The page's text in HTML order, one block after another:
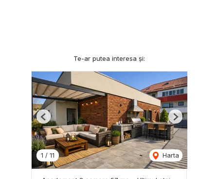
Te-ar putea interesa și:
1 / 11 Harta
Previous Next